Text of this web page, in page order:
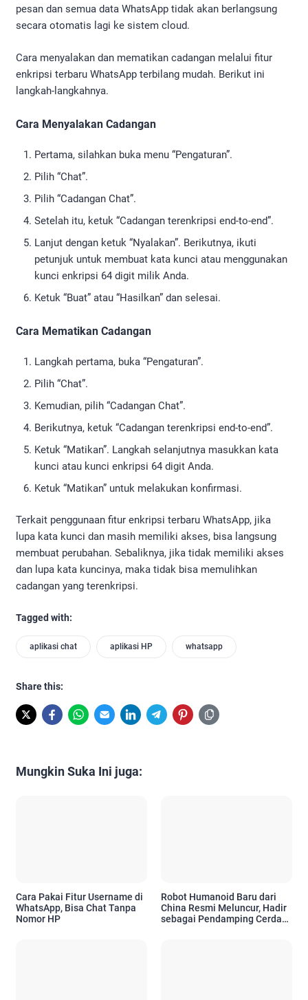
pesan dan semua data WhatsApp tidak akan berlangsung
secara otomatis lagi ke sistem cloud.
Cara menyalakan dan mematikan cadangan melalui fitur
enkripsi terbaru WhatsApp terbilang mudah. Berikut ini
langkah-langkahnya.
Cara Menyalakan Cadangan
Pertama, silahkan buka menu “Pengaturan”.
Pilih “Chat”.
Pilih “Cadangan Chat”.
Setelah itu, ketuk “Cadangan terenkripsi end-to-end”.
Lanjut dengan ketuk “Nyalakan”. Berikutnya, ikuti
petunjuk untuk membuat kata kunci atau menggunakan
kunci enkripsi 64 digit milik Anda.
Ketuk “Buat” atau “Hasilkan” dan selesai.
Cara Mematikan Cadangan
Langkah pertama, buka “Pengaturan”.
Pilih “Chat”.
Kemudian, pilih “Cadangan Chat”.
Berikutnya, ketuk “Cadangan terenkripsi end-to-end”.
Ketuk “Matikan”. Langkah selanjutnya masukkan kata
kunci atau kunci enkripsi 64 digit Anda.
Ketuk “Matikan” untuk melakukan konfirmasi.
Terkait penggunaan fitur enkripsi terbaru WhatsApp, jika
lupa kata kunci dan masih memiliki akses, bisa langsung
membuat perubahan. Sebaliknya, jika tidak memiliki akses
dan lupa kata kuncinya, maka tidak bisa memulihkan
cadangan yang terenkripsi.
Tagged with:
aplikasi chat aplikasi HP whatsapp
Share this:
Mungkin Suka Ini juga:
Cara Pakai Fitur Username di
WhatsApp, Bisa Chat Tanpa
Nomor HP
Robot Humanoid Baru dari
China Resmi Meluncur, Hadir
sebagai Pendamping Cerdas